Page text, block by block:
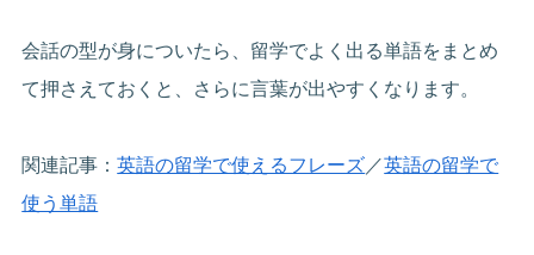
会話の型が身についたら、留学でよく出る単語をまとめ
て押さえておくと、さらに言葉が出やすくなります。
関連記事：英語の留学で使えるフレーズ／英語の留学で
使う単語